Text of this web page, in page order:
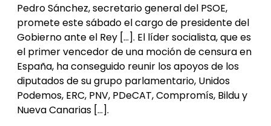
Pedro Sánchez, secretario general del PSOE,
promete este sábado el cargo de presidente del
Gobierno ante el Rey […]. El líder socialista, que es
el primer vencedor de una moción de censura en
España, ha conseguido reunir los apoyos de los
diputados de su grupo parlamentario, Unidos
Podemos, ERC, PNV, PDeCAT, Compromís, Bildu y
Nueva Canarias […].